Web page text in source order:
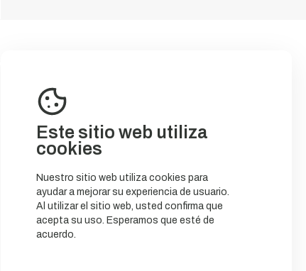
Este sitio web utiliza
cookies
Nuestro sitio web utiliza cookies para
ayudar a mejorar su experiencia de usuario.
Al utilizar el sitio web, usted confirma que
acepta su uso. Esperamos que esté de
acuerdo.